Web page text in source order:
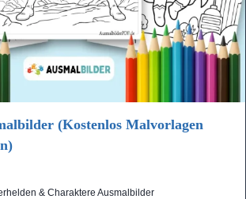
(Kostenlos Malvorlagen
& Charaktere Ausmalbilder